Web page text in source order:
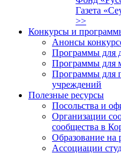
Газета
>>
Конкурсы и
Анонсы
Программы для
Программы для
Программы для
учреждений
Полезные ресурсы
Посольства и
Организации
сообщества в
Образование на
Ассоциации